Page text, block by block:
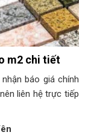
m2 chi tiết
báo giá chính
liên hệ trực tiếp